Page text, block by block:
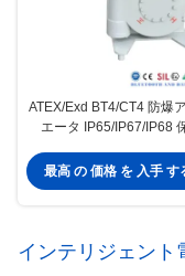
ATEX/Exd BT4/CT4 防爆
エータ IP65/IP67/IP68
最高 の 価格 を 入手 す
インテリジェント